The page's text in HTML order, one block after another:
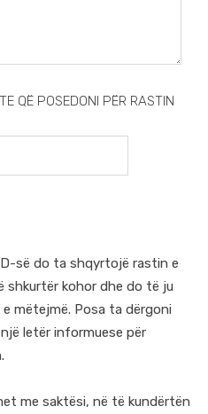
QË POSEDONI PËR RASTIN
së do ta shqyrtojë rastin e
shkurtër kohor dhe do të ju
mëtejmë. Posa ta dërgoni
letër informuese për
me saktësi, në të kundërtën